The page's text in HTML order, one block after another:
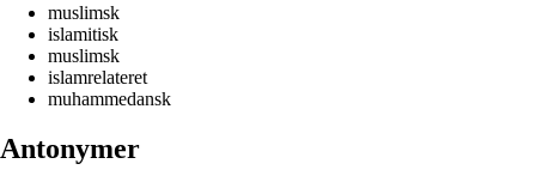
muslimsk
islamitisk
muslimsk
islamrelateret
muhammedansk
Antonymer